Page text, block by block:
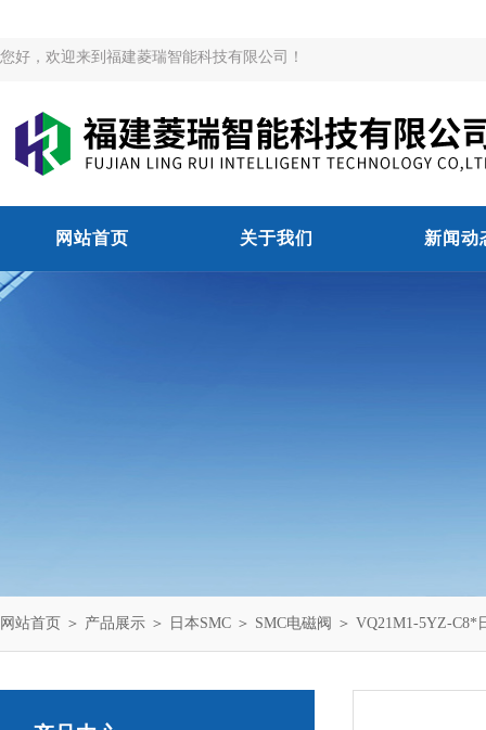
您好，欢迎来到福建菱瑞智能科技有限公司！
网站首页 关于我们 新闻动
网站首页 ＞ 产品展示 ＞ 日本SMC ＞ SMC电磁阀 ＞ VQ21M1-5YZ-C8*